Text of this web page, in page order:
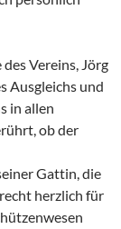
Vereins, Jörg
Ausgleichs und
in allen
ob der
Gattin, die
herzlich für